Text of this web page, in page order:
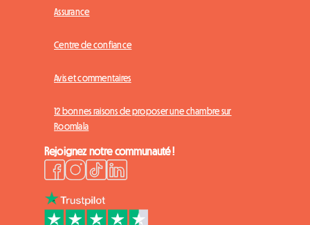
Assurance
Centre de confiance
Avis et commentaires
12 bonnes raisons de proposer une chambre sur
Roomlala
Rejoignez notre communauté !